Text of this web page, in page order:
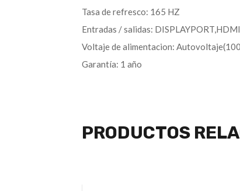
Tasa de refresco: 165 HZ
Entradas / salidas:
Voltaje de alimentacion:
Garantía: 1 año
PRODUCTOS